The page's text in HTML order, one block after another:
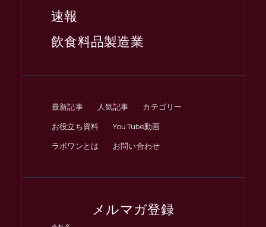
速報
飲食料品製造業
最新記事 人気記事
カテゴリー
お役立ち資料
YouTube動画
ラボワンとは
お問い合わせ
メルマガ登録